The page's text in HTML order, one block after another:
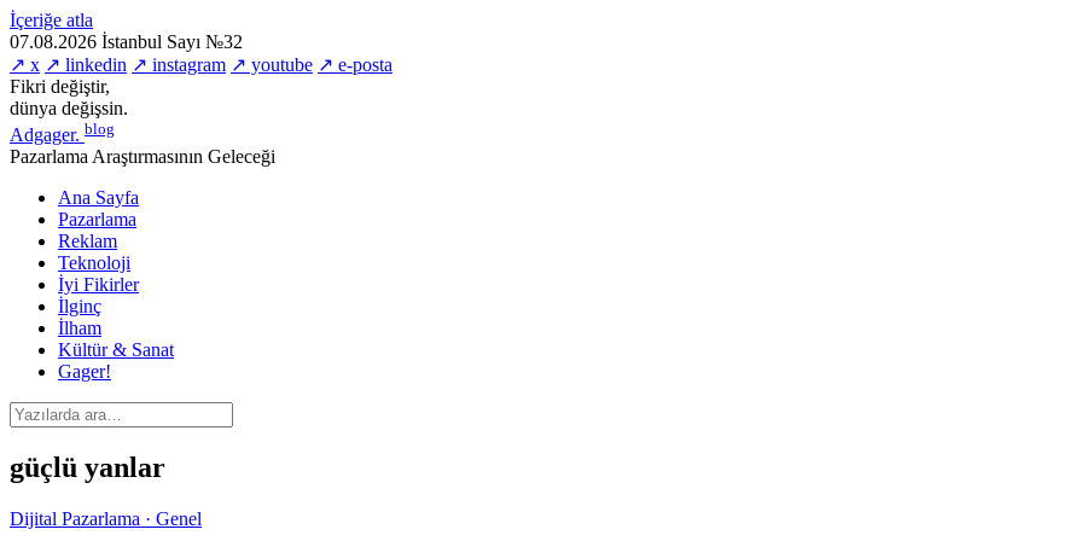
İçeriğe atla
07.08.2026 İstanbul Sayı №32
↗ x ↗ linkedin ↗ instagram ↗ youtube ↗ e-posta
Fikri değiştir,
dünya değişsin.
Adgager. blog
Pazarlama Araştırmasının Geleceği
Ana Sayfa
Pazarlama
Reklam
Teknoloji
İyi Fikirler
İlginç
İlham
Kültür & Sanat
Gager!
güçlü yanlar
Dijital Pazarlama · Genel